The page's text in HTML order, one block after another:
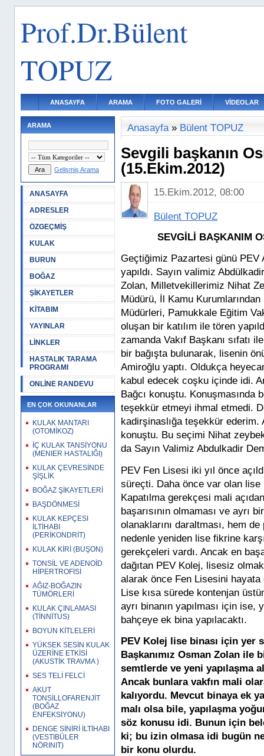
Prof.Dr.Bülent
TOPUZ
ANASAYFA ARAMA FOTO GALERİ VİDEOLAR
ARAMA
Gelişmiş Arama
ANASAYFA
ADRESLER
ÖZGEÇMİŞ
KULAK
BURUN
BOĞAZ
ŞİKAYETLER
KİTABIM
YAYINLAR
LİNKLER
HASTALIK TARAMA
PROGRAMI
ONLİNE RANDEVU
EN ÇOK OKUNANLAR
KULAK MANTARI
(OTOMİKOZ)
İÇ KULAK TANSİYONU
(MENIER HASTALIĞI)
KULAK ÇEVRESİNDE
ŞİŞLİK
BOĞAZ ŞİKAYETLERİ
BAŞDÖNMESİ
KULAK KEPÇESI
İLTİHABI
(PERİKONDRİT)
KULAK KİRİ (BUŞON)
TONSİL VE ADENOİD
HİPERTROFİSİ
AĞIZ-BOĞAZIN
TÜMÖRLERİ
KULAK ÇINLAMASI
(TİNNİTUS)
BOYUN KİTLELERİ
YÜKSEK SESİN KULAK
ÜZERİNE ETKİSİ
(AKUSTİK TRAVMA )
SES TELİ FELCİ
AKUT
TONSİLLOFARENJİT
(BOĞAZ
ENFEKSİYONU)
DENGE SİNİRİ İLTİHABI
(VESTIBÜLER
NÖRINIT)
Anasayfa» Bülent TOPUZ
Sevgili başkanın
(15.Ekim.2012)
15.Ekim.2012, 08:00
Bülent TOPUZ
SEVGİLİ BAŞKANIM
Geçtiğimiz Pazartesi günü PEV
yapıldı. Sayın valimiz
Zolan, Milletvekillerimiz Nihat
Müdürü, İl Kamu
Müdürleri, Pamukkale Eğitim
oluşan bir katılım ile tören
zamanda Vakıf Başkanı sıfatı
bir bağışta bulunarak, lisenin
Amiroğlu yaptı. Oldukça
kabul edecek coşku içinde idi.
Bağcı konuştu.
teşekkür etmeyi ihmal etmedi.
kadirşinaslığa teşekkür ederim.
konuştu. Bu seçimi Nihat
da Sayın Valimiz Abdulkadir
PEV Fen Lisesi iki yıl önce
süreçti. Daha önce var olan lise
Kapatılma gerekçesi mali
başarısının olmaması ve ayrı
olanaklarını daraltması, hem
nedenle yeniden lise fikrine
gerekçeleri vardı. Ancak en
dağıtan PEV Kolej, lisesiz
alarak önce Fen Lisesini
Lise kısa sürede kontenjan
ayrı binanın yapılması için
bahçeye ek bina yapılacaktı.
PEV Kolej lise binası için yer
Başkanımız Osman Zolan
semtlerde ve yeni yapılaşma
Ancak bunlara vakfın mali
kalıyordu. Mevcut binaya ek
malı olsa bile, yapılaşma
söz konusu idi. Bunun için
ki; bu izin olmasa idi bugün
bir konu olurdu.